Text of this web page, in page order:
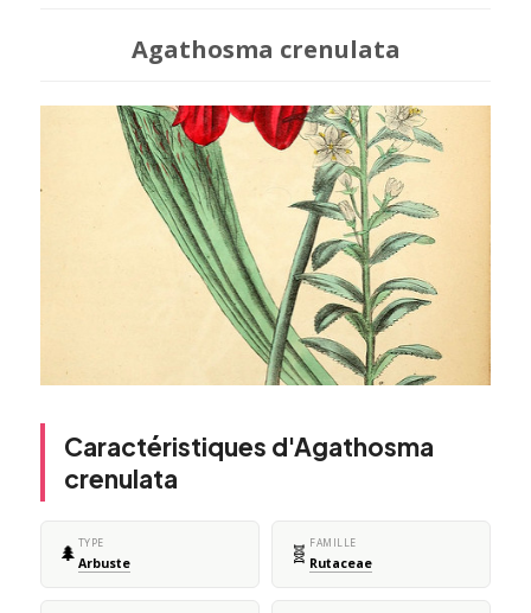
Agathosma crenulata
Caractéristiques d'Agathosma
crenulata
🌲 TYPE
Arbuste 🧬 FAMILLE
Rutaceae